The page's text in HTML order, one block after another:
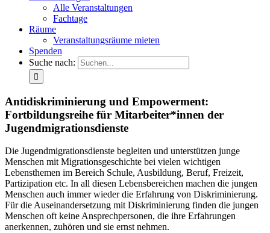
Alle Veranstaltungen
Fachtage
Räume
Veranstaltungsräume mieten
Spenden
Suche nach:
Antidiskriminierung und Empowerment:
Fortbildungsreihe für Mitarbeiter*innen der
Jugendmigrationsdienste
Die Jugendmigrationsdienste begleiten und unterstützen junge
Menschen mit Migrationsge­schichte bei vielen wichtigen
Lebensthemen im Bereich Schule, Ausbildung, Beruf, Freizeit,
Partizipation etc. In all diesen Lebensbereichen machen die jungen
Menschen auch immer wieder die Erfahrung von Diskriminierung.
Für die Auseinandersetzung mit Diskriminierung finden die jungen
Menschen oft keine Ansprech­personen, die ihre Erfahrungen
anerkennen, zuhören und sie ernst nehmen.